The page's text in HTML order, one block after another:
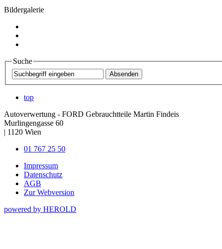
Bildergalerie
Suche
top
Autoverwertung - FORD Gebrauchtteile Martin Findeis
Murlingengasse 60
| 1120 Wien
01 767 25 50
Impressum
Datenschutz
AGB
Zur Webversion
powered by HEROLD